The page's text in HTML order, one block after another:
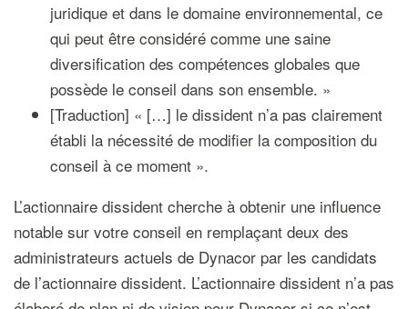
juridique et dans le domaine environnemental, ce
qui peut être considéré comme une saine
diversification des compétences globales que
possède le conseil dans son ensemble. »
[Traduction] « […] le dissident n’a pas clairement
établi la nécessité de modifier la composition du
conseil à ce moment ».
L’actionnaire dissident cherche à obtenir une influence
notable sur votre conseil en remplaçant deux des
administrateurs actuels de Dynacor par les candidats
de l’actionnaire dissident. L’actionnaire dissident n’a pas